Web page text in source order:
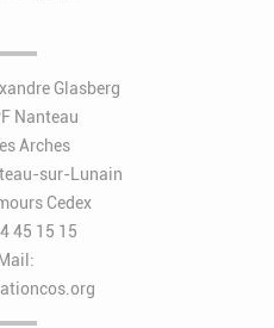
Glasberg
Nanteau
Arches
sur-Lunain
Cedex
45 15 15